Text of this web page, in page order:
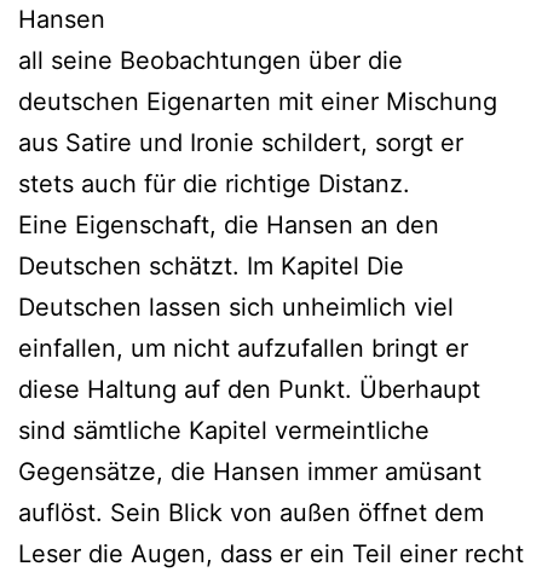
Hansen
all seine Beobachtungen über die
deutschen Eigenarten mit einer Mischung
aus Satire und Ironie schildert, sorgt er
stets auch für die richtige Distanz.
Eine Eigenschaft, die Hansen an den
Deutschen schätzt. Im Kapitel Die
Deutschen lassen sich unheimlich viel
einfallen, um nicht aufzufallen bringt er
diese Haltung auf den Punkt. Überhaupt
sind sämtliche Kapitel vermeintliche
Gegensätze, die Hansen immer amüsant
auflöst. Sein Blick von außen öffnet dem
Leser die Augen, dass er ein Teil einer recht